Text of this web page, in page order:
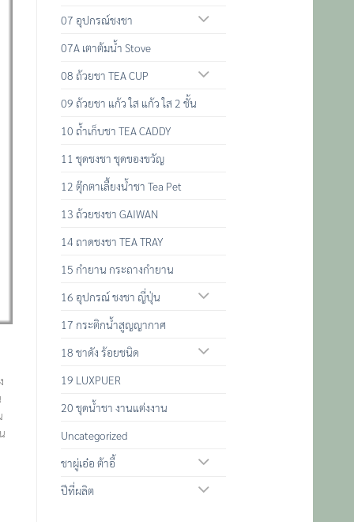
07 อุปกรณ์ชงชา
07A เตาต้มน้ำ Stove
08 ถ้วยชา TEA CUP
09 ถ้วยชา แก้ว ใส แก้ว ใส 2 ชั้น
10 ถ้ำเก็บชา TEA CADDY
11 ชุดชงชา ชุดของขวัญ
12 ตุ๊กตาเลื้ยงน้ำชา Tea Pet
13 ถ้วยชงชา GAIWAN
14 ถาดชงชา TEA TRAY
15 กำยาน กระถางกำยาน
16 อุปกรณ์ ชงชา ญี่ปุ่น
17 กระติกน้ำสูญญากาศ
18 ชาดัง ร้อยชนิด
19 LUXPUER
20 ชุดน้ำชา งานแต่งงาน
Uncategorized
ชาผู่เอ๋อ ต้าอี้
ปีที่ผลิต